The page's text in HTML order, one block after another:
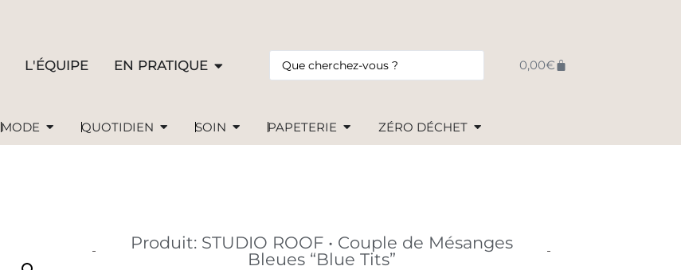
L'ÉQUIPE EN PRATIQUE 0,00€
MODE QUOTIDIEN SOIN PAPETERIE ZÉRO DÉCHET
Produit: STUDIO ROOF • Couple de Mésanges
Bleues “Blue Tits”